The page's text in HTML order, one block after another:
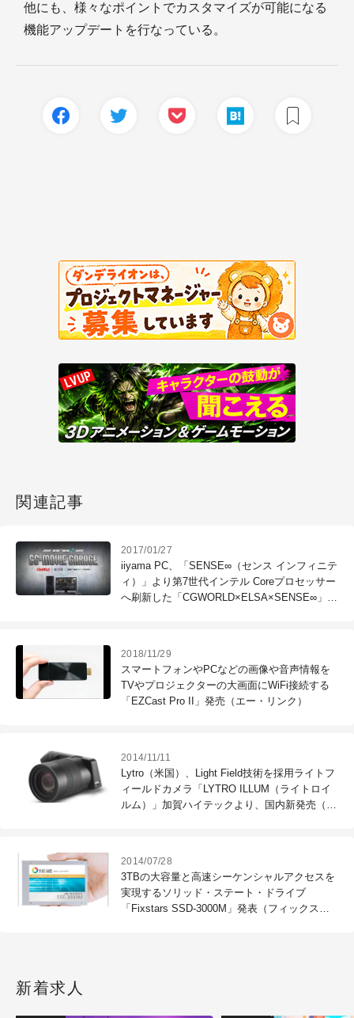
他にも、様々なポイントでカスタマイズが可能になる
機能アップデートを行なっている。
関連記事
2017/01/27
iiyama PC、「SENSE∞（センス インフィニテ
ィ）」より第7世代インテル Coreプロセッサー
へ刷新した「CGWORLD×ELSA×SENSE∞」コ
2018/11/29
スマートフォンやPCなどの画像や音声情報を
TVやプロジェクターの大画面にWiFi接続する
「EZCast Pro II」発売（エー・リンク）
2014/11/11
Lytro（米国）、Light Field技術を採用ライトフ
ィールドカメラ「LYTRO ILLUM（ライトロイ
ルム）」加賀ハイテックより、国内新発売（加
2014/07/28
3TBの大容量と高速シーケンシャルアクセスを
実現するソリッド・ステート・ドライブ
「Fixstars SSD-3000M」発表（フィックスタ
新着求人